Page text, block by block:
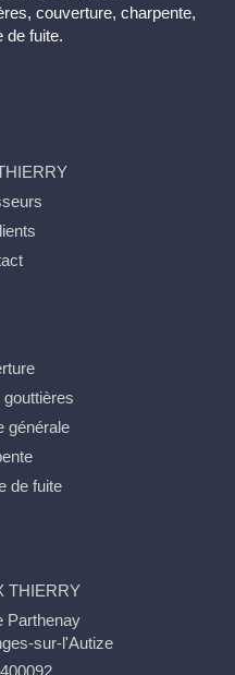
couverture, charpente,
de fuite.
générale
de fuite
THIERRY
Parthenay
sur-l'Autize